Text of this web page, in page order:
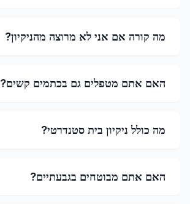
מה קורה אם אני לא מרוצה מהניקיון?
האם אתם מטפלים גם בכתמים קשים?
מה כולל ניקיון בית סטנדרטי?
האם אתם מבוטחים בגבעתיים?